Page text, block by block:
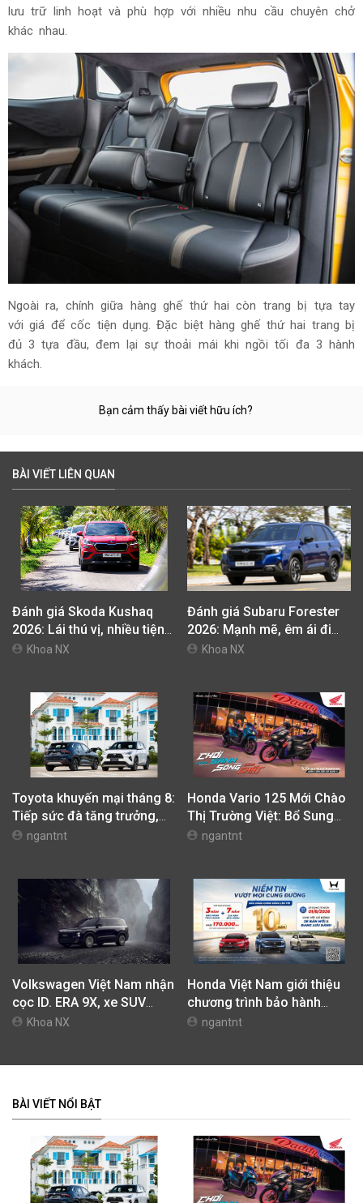
lưu trữ linh hoạt và phù hợp với nhiều nhu cầu chuyên chở
khác nhau.
Ngoài ra, chính giữa hàng ghế thứ hai còn trang bị tựa tay
với giá để cốc tiện dụng. Đặc biệt hàng ghế thứ hai trang bị
đủ 3 tựa đầu, đem lại sự thoải mái khi ngồi tối đa 3 hành
khách.
Bạn cảm thấy bài viết hữu ích?
BÀI VIẾT LIÊN QUAN
Đánh giá Skoda Kushaq
2026: Lái thú vị, nhiều tiện
nghi, giá cạnh tranh
Khoa NX
Đánh giá Subaru Forester
2026: Mạnh mẽ, êm ái đi
cùng hệ thống ADAS hoàn
Khoa NX
Toyota khuyến mại tháng 8:
Tiếp sức đà tăng trưởng,
tối ưu chi phí mua xe
ngantnt
Honda Vario 125 Mới Chào
Thị Trường Việt: Bổ Sung
Phiên Bản Street, Giá Từ
ngantnt
Volkswagen Việt Nam nhận
cọc ID. ERA 9X, xe SUV
EREV dự kiến giá dưới 3 tỷ
Khoa NX
Honda Việt Nam giới thiệu
chương trình bảo hành
chính hãng lên tới 10 năm
ngantnt
BÀI VIẾT NỔI BẬT